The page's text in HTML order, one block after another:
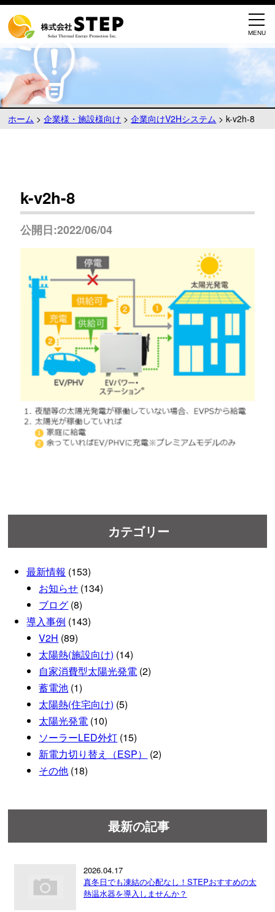
ホーム >企業様・施設様向け >企業向けV2Hシステム >k-v2h-8
k-v2h-8
公開日:2022/06/04
カテゴリー
最新情報 (153)
お知らせ (134)
ブログ (8)
導入事例 (143)
V2H (89)
太陽熱(施設向け) (14)
自家消費型太陽光発電 (2)
蓄電池 (1)
太陽熱(住宅向け) (5)
太陽光発電 (10)
ソーラーLED外灯 (15)
新電力切り替え（ESP）
(2)
その他 (18)
最新の記事
2026.04.17
真冬日でも凍結の心配なし！STEPおすすめの太
熱温水器を導入しませんか？